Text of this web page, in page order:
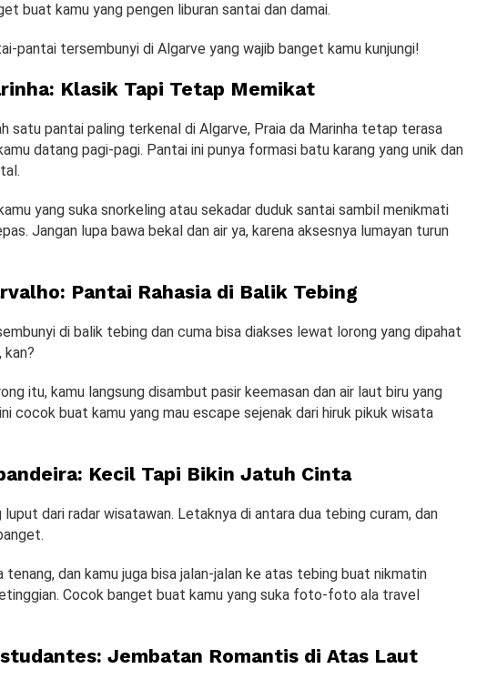
buat kamu yang pengen liburan santai dan damai.
pantai tersembunyi di Algarve yang wajib banget kamu kunjungi!
Klasik Tapi Tetap Memikat
satu pantai paling terkenal di Algarve, Praia da Marinha tetap terasa
datang pagi-pagi. Pantai ini punya formasi batu karang yang unik dan
yang suka snorkeling atau sekadar duduk santai sambil menikmati
Jangan lupa bawa bekal dan air ya, karena aksesnya lumayan turun
Pantai Rahasia di Balik Tebing
di balik tebing dan cuma bisa diakses lewat lorong yang dipahat
kan?
itu, kamu langsung disambut pasir keemasan dan air laut biru yang
cocok buat kamu yang mau escape sejenak dari hiruk pikuk wisata
Kecil Tapi Bikin Jatuh Cinta
luput dari radar wisatawan. Letaknya di antara dua tebing curam, dan
tenang, dan kamu juga bisa jalan-jalan ke atas tebing buat nikmatin
Cocok banget buat kamu yang suka foto-foto ala travel
Jembatan Romantis di Atas Laut